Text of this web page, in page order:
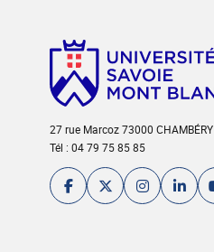
27 rue Marcoz 73000 CHAMBÉRY
Tél : 04 79 75 85 85